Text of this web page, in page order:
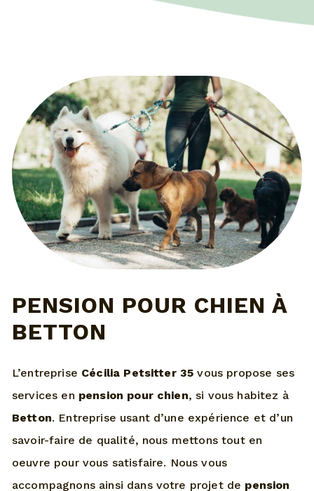
PENSION POUR CHIEN À
BETTON
L’entreprise Cécilia Petsitter 35 vous propose ses
services en pension pour chien, si vous habitez à
Betton. Entreprise usant d’une expérience et d’un
savoir-faire de qualité, nous mettons tout en
oeuvre pour vous satisfaire. Nous vous
accompagnons ainsi dans votre projet de pension